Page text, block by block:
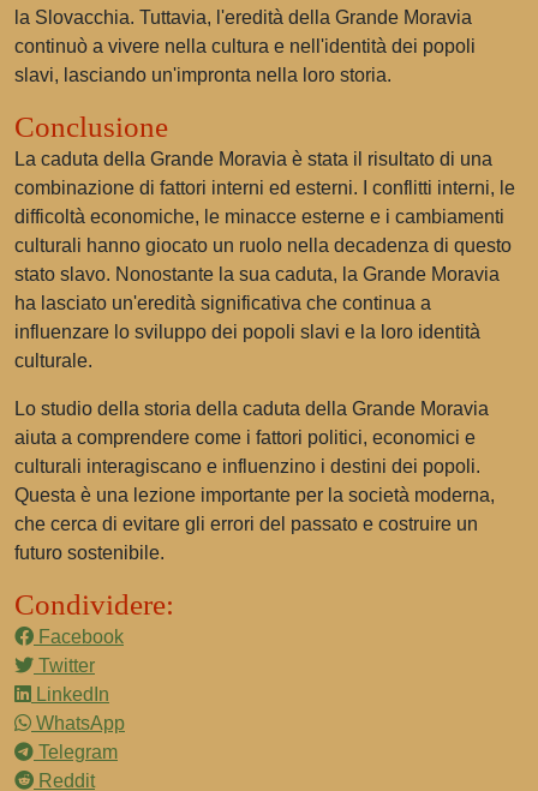
la Slovacchia. Tuttavia, l'eredità della Grande Moravia
continuò a vivere nella cultura e nell'identità dei popoli
slavi, lasciando un'impronta nella loro storia.
Conclusione
La caduta della Grande Moravia è stata il risultato di una
combinazione di fattori interni ed esterni. I conflitti interni, le
difficoltà economiche, le minacce esterne e i cambiamenti
culturali hanno giocato un ruolo nella decadenza di questo
stato slavo. Nonostante la sua caduta, la Grande Moravia
ha lasciato un'eredità significativa che continua a
influenzare lo sviluppo dei popoli slavi e la loro identità
culturale.
Lo studio della storia della caduta della Grande Moravia
aiuta a comprendere come i fattori politici, economici e
culturali interagiscano e influenzino i destini dei popoli.
Questa è una lezione importante per la società moderna,
che cerca di evitare gli errori del passato e costruire un
futuro sostenibile.
Condividere:
Facebook
Twitter
LinkedIn
WhatsApp
Telegram
Reddit